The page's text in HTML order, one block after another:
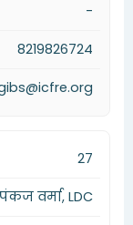
-
8219826724
27
पंकज वर्मा, LDC